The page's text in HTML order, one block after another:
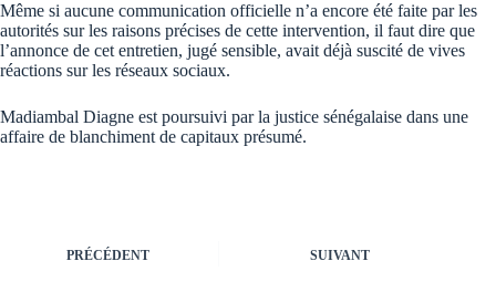
Même si aucune communication officielle n’a encore été faite par les
autorités sur les raisons précises de cette intervention, il faut dire que
l’annonce de cet entretien, jugé sensible, avait déjà suscité de vives
réactions sur les réseaux sociaux.
Madiambal Diagne est poursuivi par la justice sénégalaise dans une
affaire de blanchiment de capitaux présumé.
PRÉCÉDENT SUIVANT